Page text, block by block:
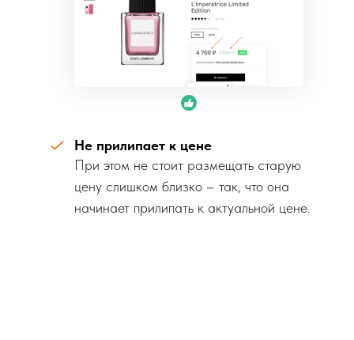
Не прилипает к цене
При этом не стоит размещать старую
цену слишком близко – так, что она
начинает прилипать к актуальной цене.